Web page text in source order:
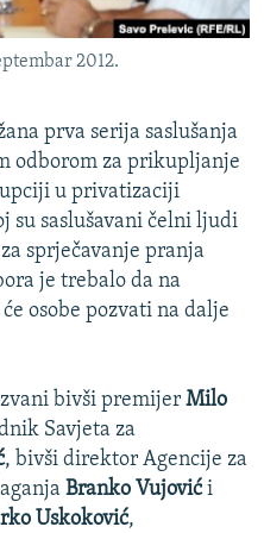
2012.
prva serija saslušanja
odborom za prikupljanje
u privatizaciji
su saslušavani čelni ljudi
sprječavanje pranja
je trebalo da na
osobe pozvati na dalje
bivši premijer Milo
Savjeta za
, bivši direktor Agencije za
Branko Vujovići
Uskoković,